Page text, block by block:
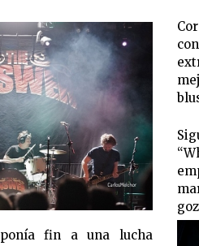
fin a una lucha